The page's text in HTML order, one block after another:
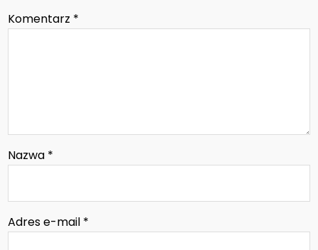
Komentarz *
Nazwa *
Adres e-mail *